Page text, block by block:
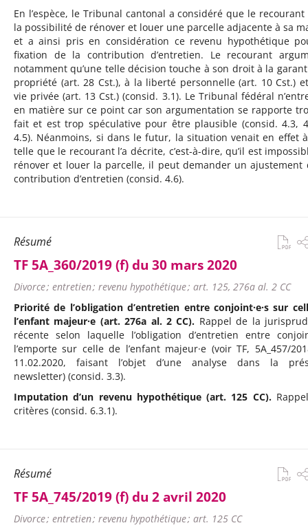
En l’espèce, le Tribunal cantonal a considéré que le recourant
la possibilité de rénover et louer une parcelle adjacente à sa
et a ainsi pris en considération ce revenu hypothétique
fixation de la contribution d’entretien. Le recourant
notamment qu’une telle décision touche à son droit à la
propriété (art. 28 Cst.), à la liberté personnelle (art. 10 Cst.)
vie privée (art. 13 Cst.) (consid. 3.1). Le Tribunal fédéral
en matière sur ce point car son argumentation se rapporte
fait et est trop spéculative pour être plausible (consid. 4.3,
4.5). Néanmoins, si dans le futur, la situation venait en effet
telle que le recourant l’a décrite, c’est-à-dire, qu’il est
rénover et louer la parcelle, il peut demander un ajustement
contribution d’entretien (consid. 4.6).
Résumé
TF 5A_360/2019 (f) du 30 mars 2020
Divorce ; entretien ; revenu hypothétique ; art. 125, 276a al. 2 CC
Priorité de l’obligation d’entretien entre conjoint·e·s sur
l’enfant majeur·e (art. 276a al. 2 CC). Rappel de la
récente selon laquelle l’obligation d’entretien entre
l’emporte sur celle de l’enfant majeur·e (voir TF, 5A_457/
11.02.2020, faisant l’objet d’une analyse dans la
newsletter) (consid. 3.3).
Imputation d’un revenu hypothétique (art. 125 CC).
critères (consid. 6.3.1).
Résumé
TF 5A_745/2019 (f) du 2 avril 2020
Divorce ; entretien ; revenu hypothétique ; art. 125 CC